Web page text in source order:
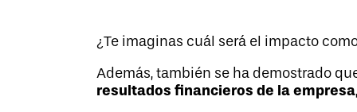
¿Te imaginas cuál será el impacto
Además, también se ha demostrado
resultados financieros de la empresa